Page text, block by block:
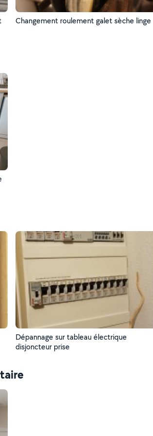
Changement roulement galet sèche linge
Dépannage sur tableau électrique
disjoncteur prise